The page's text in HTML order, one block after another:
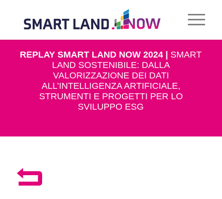
REPLAY SMART LAND NOW 2024 | SMART
LAND SOSTENIBILE: DALLA
VALORIZZAZIONE DEI DATI
ALL’INTELLIGENZA ARTIFICIALE,
STRUMENTI E PROGETTI PER LO
SVILUPPO ESG